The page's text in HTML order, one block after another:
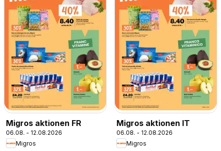
Migros aktionen FR
06.08. - 12.08.2026
Migros
Migros aktionen IT
06.08. - 12.08.2026
Migros